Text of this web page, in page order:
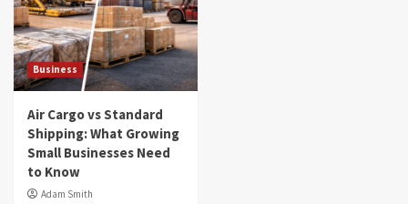
Business
Air Cargo vs Standard
Shipping: What Growing
Small Businesses Need
to Know
Adam Smith